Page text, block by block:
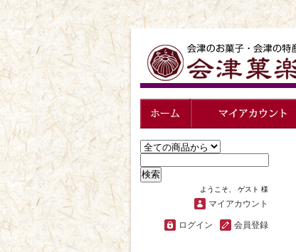
検索
ようこそ、 ゲスト 様
マイアカウント
会員登録
ログイン